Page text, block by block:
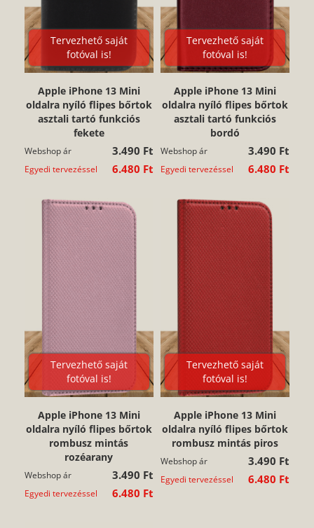
Tervezhető saját
fotóval is!
Apple iPhone 13 Mini
oldalra nyíló flipes bőrtok
asztali tartó funkciós
fekete
Webshop ár 3.490 Ft
Egyedi tervezéssel 6.480 Ft
Tervezhető saját
fotóval is!
Apple iPhone 13 Mini
oldalra nyíló flipes bőrtok
asztali tartó funkciós
bordó
Webshop ár 3.490 Ft
Egyedi tervezéssel 6.480 Ft
Tervezhető saját
fotóval is!
Apple iPhone 13 Mini
oldalra nyíló flipes bőrtok
rombusz mintás
rozéarany
Webshop ár 3.490 Ft
Egyedi tervezéssel 6.480 Ft
Tervezhető saját
fotóval is!
Apple iPhone 13 Mini
oldalra nyíló flipes bőrtok
rombusz mintás piros
Webshop ár 3.490 Ft
Egyedi tervezéssel 6.480 Ft